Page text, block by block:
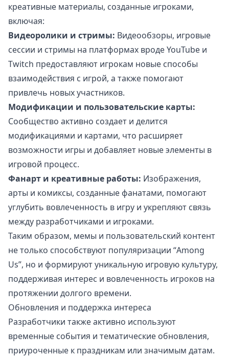
креативные материалы, созданные игроками,
включая:
Видеоролики и стримы: Видеообзоры, игровые
сессии и стримы на платформах вроде YouTube и
Twitch предоставляют игрокам новые способы
взаимодействия с игрой, а также помогают
привлечь новых участников.
Модификации и пользовательские карты:
Сообщество активно создает и делится
модификациями и картами, что расширяет
возможности игры и добавляет новые элементы в
игровой процесс.
Фанарт и креативные работы: Изображения,
арты и комиксы, созданные фанатами, помогают
углубить вовлеченность в игру и укрепляют связь
между разработчиками и игроками.
Таким образом, мемы и пользовательский контент
не только способствуют популяризации “Among
Us”, но и формируют уникальную игровую культуру,
поддерживая интерес и вовлеченность игроков на
протяжении долгого времени.
Обновления и поддержка интереса
Разработчики также активно используют
временные события и тематические обновления,
приуроченные к праздникам или значимым датам.